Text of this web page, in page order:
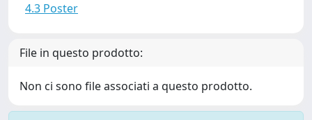
4.3 Poster
File in questo prodotto:
Non ci sono file associati a questo prodotto.